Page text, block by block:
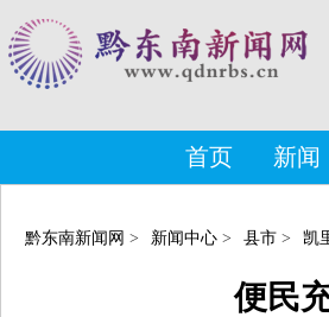
首页 新闻
黔东南新闻网 > 新闻中心 > 县市 > 凯
便民